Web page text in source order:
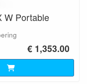
W Portable
€ 1,353.00